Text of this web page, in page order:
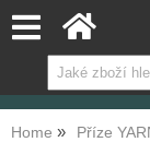
Home Příze